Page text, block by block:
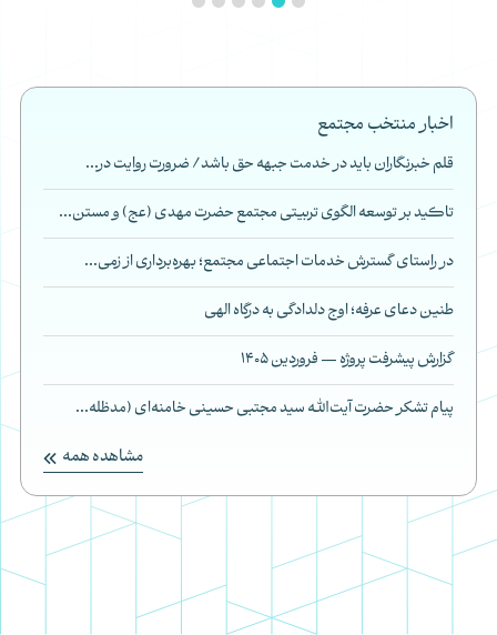
اخبار منتخب مجتمع
قلم خبرنگاران باید در خدمت جبهه حق باشد/ ضرورت روایت در...
تاکید بر توسعه الگوی تربیتی مجتمع حضرت مهدی (عج) و مستن...
در راستای گسترش خدمات اجتماعی مجتمع؛ بهره‌برداری از زمی...
طنین دعای عرفه؛ اوج دلدادگی به درگاه الهی
گزارش پیشرفت پروژه — فروردین 1405
پیام تشکر حضرت آیت‌الله سید مجتبی حسینی خامنه‌ای (مدظله...
مشاهده همه